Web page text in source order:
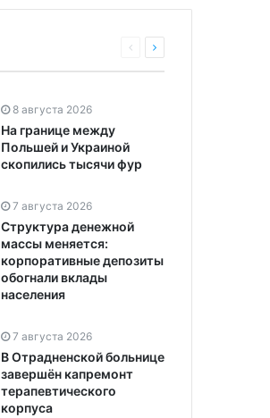
8 августа 2026
На границе между
Польшей и Украиной
скопились тысячи фур
7 августа 2026
Структура денежной
массы меняется:
корпоративные депозиты
обогнали вклады
населения
7 августа 2026
В Отрадненской больнице
завершён капремонт
терапевтического
корпуса